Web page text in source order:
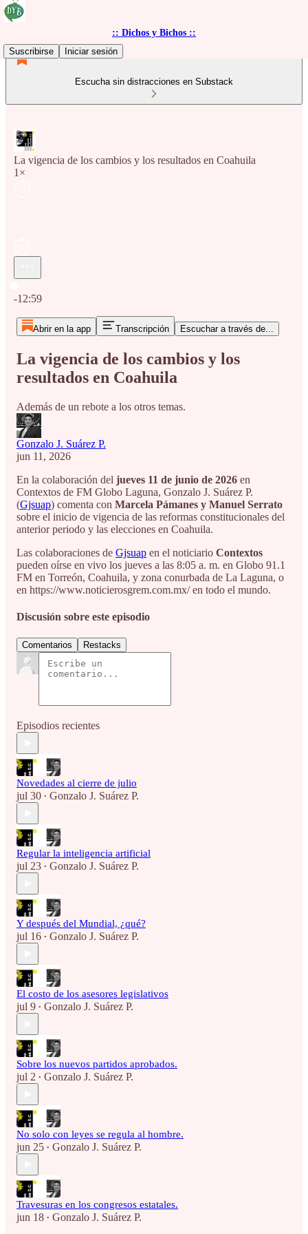
:: Dichos y Bichos ::
Suscribirse
Iniciar sesión
Escucha sin distracciones en Substack
La vigencia de los cambios y los resultados en Coahuila
1×
-12:59
Abrir en la app Transcripción Escuchar a través de...
La vigencia de los cambios y los
resultados en Coahuila
Además de un rebote a los otros temas.
Gonzalo J. Suárez P.
jun 11, 2026
En la colaboración del jueves 11 de junio de 2026 en
Contextos de FM Globo Laguna, Gonzalo J. Suárez P.
(Gjsuap) comenta con Marcela Pámanes y Manuel Serrato
sobre el inicio de vigencia de las reformas constitucionales del
anterior periodo y las elecciones en Coahuila.
Las colaboraciones de Gjsuap en el noticiario Contextos
pueden oírse en vivo los jueves a las 8:05 a. m. en Globo 91.1
FM en Torreón, Coahuila, y zona conurbada de La Laguna, o
en https://www.noticierosgrem.com.mx/ en todo el mundo.
Discusión sobre este episodio
Comentarios Restacks
Episodios recientes
Novedades al cierre de julio
jul 30 • Gonzalo J. Suárez P.
Regular la inteligencia artificial
jul 23 • Gonzalo J. Suárez P.
Y después del Mundial, ¿qué?
jul 16 • Gonzalo J. Suárez P.
El costo de los asesores legislativos
jul 9 • Gonzalo J. Suárez P.
Sobre los nuevos partidos aprobados.
jul 2 • Gonzalo J. Suárez P.
No solo con leyes se regula al hombre.
jun 25 • Gonzalo J. Suárez P.
Travesuras en los congresos estatales.
jun 18 • Gonzalo J. Suárez P.